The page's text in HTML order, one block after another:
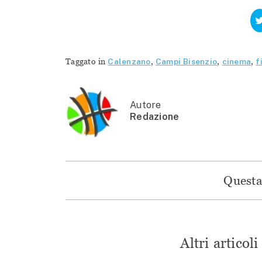
Taggato in Calenzano, Campi Bisenzio, cinema,
Autore
Redazione
Altri articoli